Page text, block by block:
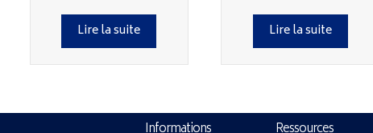
Lire la suite Lire la suite